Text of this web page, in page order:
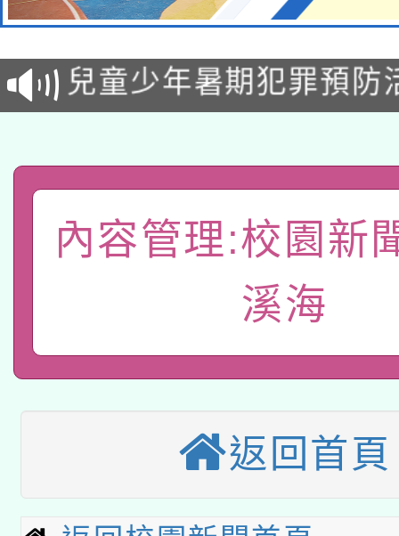
有關原住民族委員會
公告之原住民族歲時祭
兒童少年暑期犯罪預防
答一案
有關本府115年70歲以
人員健康講座「吃得安
心」，鼓勵退休同仁踴
案。
本校115學年度第2次
招甄選結果公告(無人
招)
本館辦理115年度閱讀
暨閱讀推動專業研習
科技賦能─人工智慧
「數位內容與教學軟體
有關大陸委員會函釋公
薪期間赴陸應申請許可
有關原住民族委員會
公告之原住民族歲時祭
兒童少年暑期犯罪預防
內容管理:校園新
溪海
返回首頁